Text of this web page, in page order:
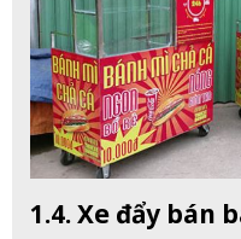
1.4. Xe đẩy bán